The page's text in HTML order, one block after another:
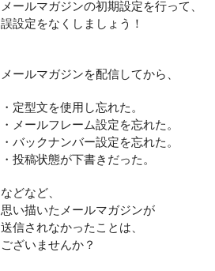
メールマガジンの初期設定を行って、
誤設定をなくしましょう！
メールマガジンを配信してから、
・定型文を使用し忘れた。
・メールフレーム設定を忘れた。
・バックナンバー設定を忘れた。
・投稿状態が下書きだった。
などなど、
思い描いたメールマガジンが
送信されなかったことは、
ございませんか？